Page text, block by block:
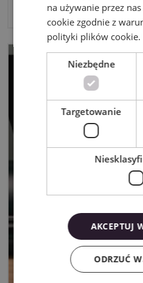
na używanie przez
cookie zgodnie z
polityki plików cookie.
Niezbędne
Targetowanie
AKCEPTUJ
ODRZUĆ